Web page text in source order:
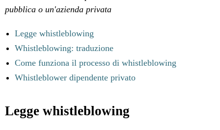
pubblica o un'azienda privata
Legge whistleblowing
Whistleblowing: traduzione
Come funziona il processo di whistleblowing
Whistleblower dipendente privato
Legge whistleblowing